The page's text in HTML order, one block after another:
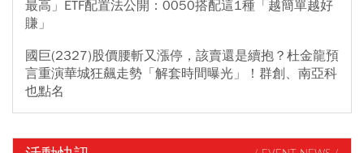
最高」ETF配置法公開：0050搭配這1種「越簡單越好
賺」
國巨(2327)股價腰斬又漲停，該賣還是續抱？杜金龍預
言重演華城狂飆走勢「解套時間曝光」！群創、南亞科
也點名